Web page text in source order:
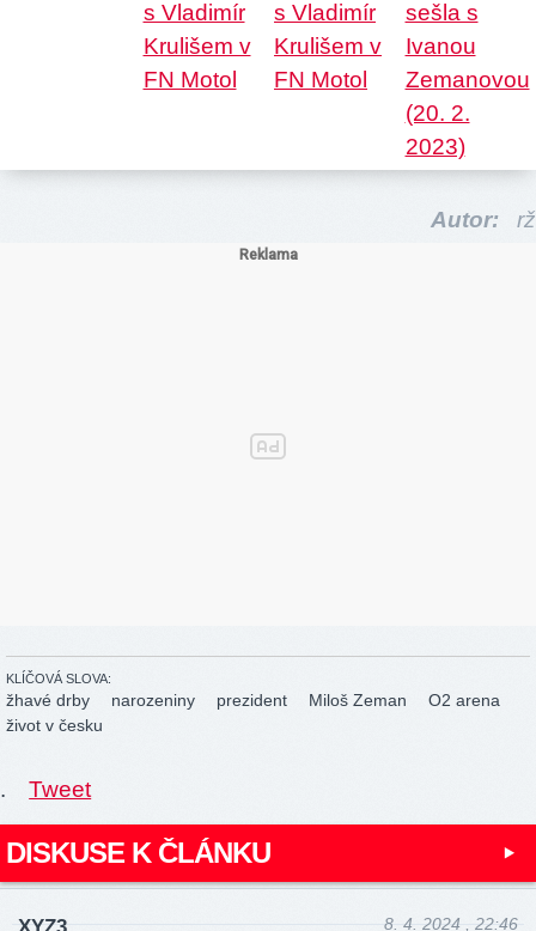
Autor: rž
KLÍČOVÁ SLOVA:
žhavé drby narozeniny prezident Miloš Zeman
O2 arena
život v česku
. Tweet
DISKUSE K ČLÁNKU
8. 4. 2024 , 22:46